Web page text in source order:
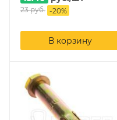
23руб. -20%
В корзину